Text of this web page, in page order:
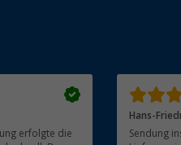
erfolgte die
Hans-
Sendung